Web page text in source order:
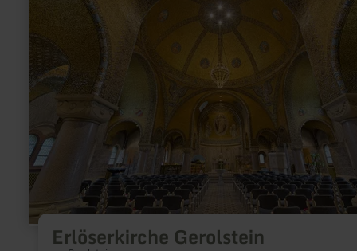
Erlöserkirche Gerolstein
Erlöserkirche